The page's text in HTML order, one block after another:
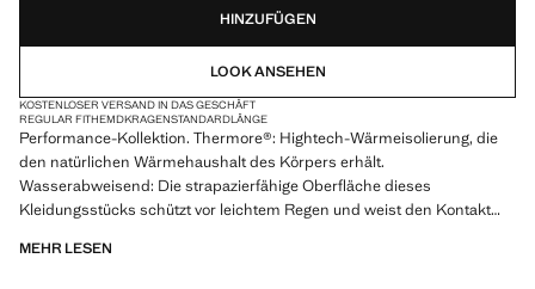
HINZUFÜGEN
LOOK ANSEHEN
KOSTENLOSER VERSAND IN DAS GESCHÄFT
REGULAR FITHEMDKRAGENSTANDARDLÄNGE
Performance-Kollektion. Thermore®: Hightech-Wärmeisolierung, die
den natürlichen Wärmehaushalt des Körpers erhält.
Wasserabweisend: Die strapazierfähige Oberfläche dieses
Kleidungsstücks schützt vor leichtem Regen und weist den Kontakt
Material bietet Windschutz für mehr Komfort beim Outdoor-Lifestyle.
MEHR LESEN